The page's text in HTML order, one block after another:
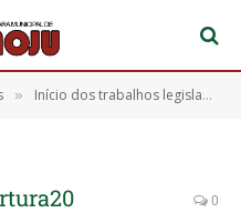
» Início dos trabalhos legislativos de 2025
0